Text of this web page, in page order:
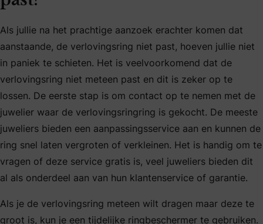
Als jullie na het prachtige aanzoek erachter komen dat
aanstaande, de verlovingsring niet past, hoeven jullie niet
in paniek te schieten. Het is veelvoorkomend dat de
verlovingsring niet meteen past en dit is zeker op te
lossen. De eerste stap is om contact op te nemen met de
juwelier waar de verlovingsringring is gekocht. De meeste
juweliers bieden een aanpassingsservice aan en kunnen de
ring snel laten vergroten of verkleinen. Het is handig om te
vragen of deze service gratis is, veel juweliers bieden dit
al als onderdeel aan van hun klantenservice of garantie.
Als je de verlovingsring meteen wilt dragen maar deze te
groot is, kun je een tijdelijke ringbeschermer te gebruiken.